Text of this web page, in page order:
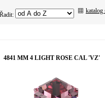
Řadit:
katalog
4841 MM 4 LIGHT ROSE CAL 'VZ'